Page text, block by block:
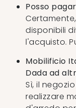
Posso
disponibili
l'acquisto.
Mobilificio
Dada ad
Sì, il
realizzare